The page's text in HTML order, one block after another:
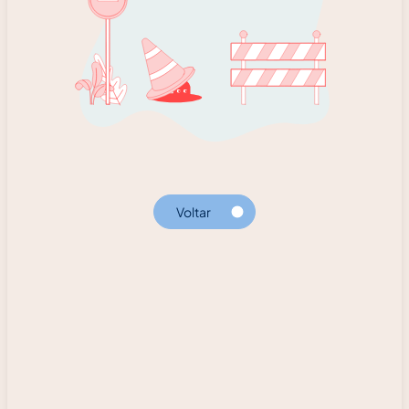
Voltar